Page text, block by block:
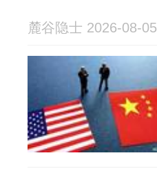
麓谷隐士 2026-08-05